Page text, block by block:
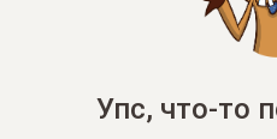
Упс, что-то